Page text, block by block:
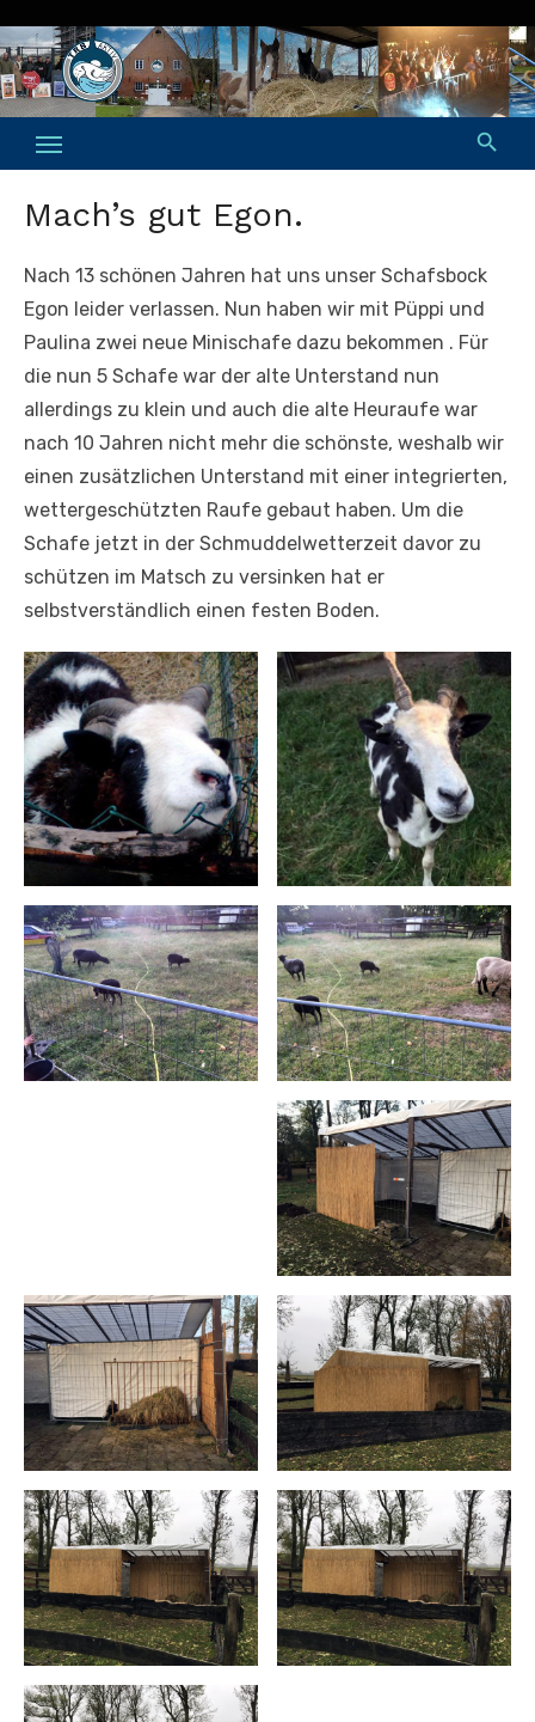
to
content
Mach’s gut Egon.
Nach 13 schönen Jahren hat uns unser Schafsbock
Egon leider verlassen. Nun haben wir mit Püppi und
Paulina zwei neue Minischafe dazu bekommen . Für
die nun 5 Schafe war der alte Unterstand nun
allerdings zu klein und auch die alte Heuraufe war
nach 10 Jahren nicht mehr die schönste, weshalb wir
einen zusätzlichen Unterstand mit einer integrierten,
wettergeschützten Raufe gebaut haben. Um die
Schafe jetzt in der Schmuddelwetterzeit davor zu
schützen im Matsch zu versinken hat er
selbstverständlich einen festen Boden.